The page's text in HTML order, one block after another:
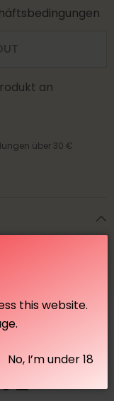
this website.
No, I’m under 18
an
über 30 €